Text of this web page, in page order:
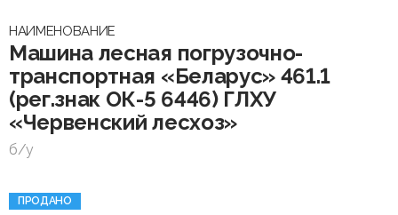
ПРОДАНО
НАИМЕНОВАНИЕ
Машина лесная погрузочно-
транспортная «Беларус» 461.1
(рег.знак ОК-5 6446) ГЛХУ
«Червенский лесхоз»
б/у